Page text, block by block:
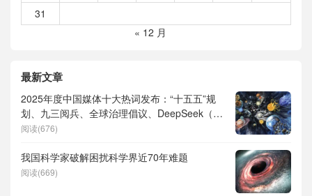
31
« 12 月
最新文章
2025年度中国媒体十大热词发布：“十五五”规
划、九三阅兵、全球治理倡议、DeepSeek（深
度求索）、人形机器人、苏超、票根经济、育
阅读(676)
我国科学家破解困扰科学界近70年难题
阅读(669)